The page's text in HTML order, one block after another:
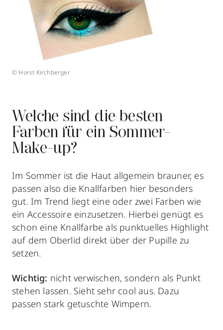
© Horst Kirchberger
Welche sind die besten
Farben für ein Sommer-
Make-up?
Im Sommer ist die Haut allgemein brauner, es
passen also die Knallfarben hier besonders
gut. Im Trend liegt eine oder zwei Farben wie
ein Accessoire einzusetzen. Hierbei genügt es
schon eine Knallfarbe als punktuelles Highlight
auf dem Oberlid direkt über der Pupille zu
setzen.
Wichtig: nicht verwischen, sondern als Punkt
stehen lassen. Sieht sehr cool aus. Dazu
passen stark getuschte Wimpern.